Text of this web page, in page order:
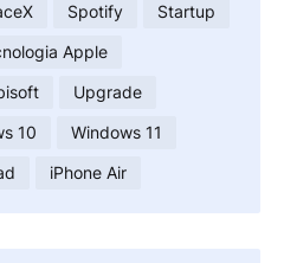
Spotify
Startup
Apple
Upgrade
10
Windows 11
iPhone Air